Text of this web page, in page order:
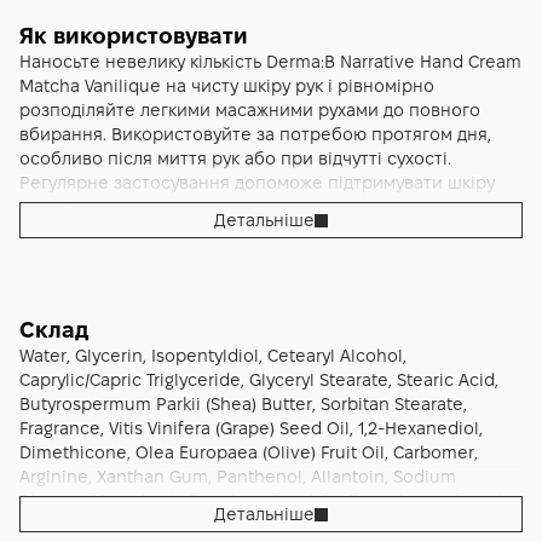
ванілі. Композиція звучить делікатно, але водночас
виразно, створюючи атмосферу спокою і затишку. Легкий
аромат залишається на шкірі ненав’язливим шлейфом,
додаючи особливого настрою протягом дня.
Зручний формат 50 мл дозволяє завжди мати крем під
рукою — у сумці, на роботі чи в подорожі. Derma:B
Narrative Hand Cream Matcha Vanilique стане не лише
ефективним засобом для догляду, а й стильним
елементом щоденної рутини.
Як використовувати
Наносьте невелику кількість Derma:B Narrative Hand Cream
Matcha Vanilique на чисту шкіру рук і рівномірно
розподіляйте легкими масажними рухами до повного
вбирання. Використовуйте за потребою протягом дня,
особливо після миття рук або при відчутті сухості.
Регулярне застосування допоможе підтримувати шкіру
рук м’якою, гладкою та доглянутою.
Детальніше
Склад
Water, Glycerin, Isopentyldiol, Cetearyl Alcohol,
Caprylic/Capric Triglyceride, Glyceryl Stearate, Stearic Acid,
Butyrospermum Parkii (Shea) Butter, Sorbitan Stearate,
Fragrance, Vitis Vinifera (Grape) Seed Oil, 1,2-Hexanediol,
Dimethicone, Olea Europaea (Olive) Fruit Oil, Carbomer,
Arginine, Xanthan Gum, Panthenol, Allantoin, Sodium
Phytate, Macadamia Ternifolia Seed Oil, Tocopherol, Argania
Spinosa Kernel Oil, Simmondsia Chinensis (Jojoba) Seed Oil,
Детальніше